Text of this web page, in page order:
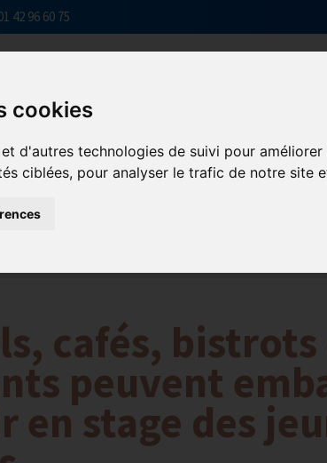
cookies
d'autres technologies de suivi pour
ciblées, pour analyser le trafic de notre site
42 96 60 75
Formation
cafés,
peuvent
en stage des